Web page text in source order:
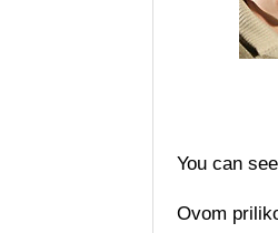
You can
Ovom